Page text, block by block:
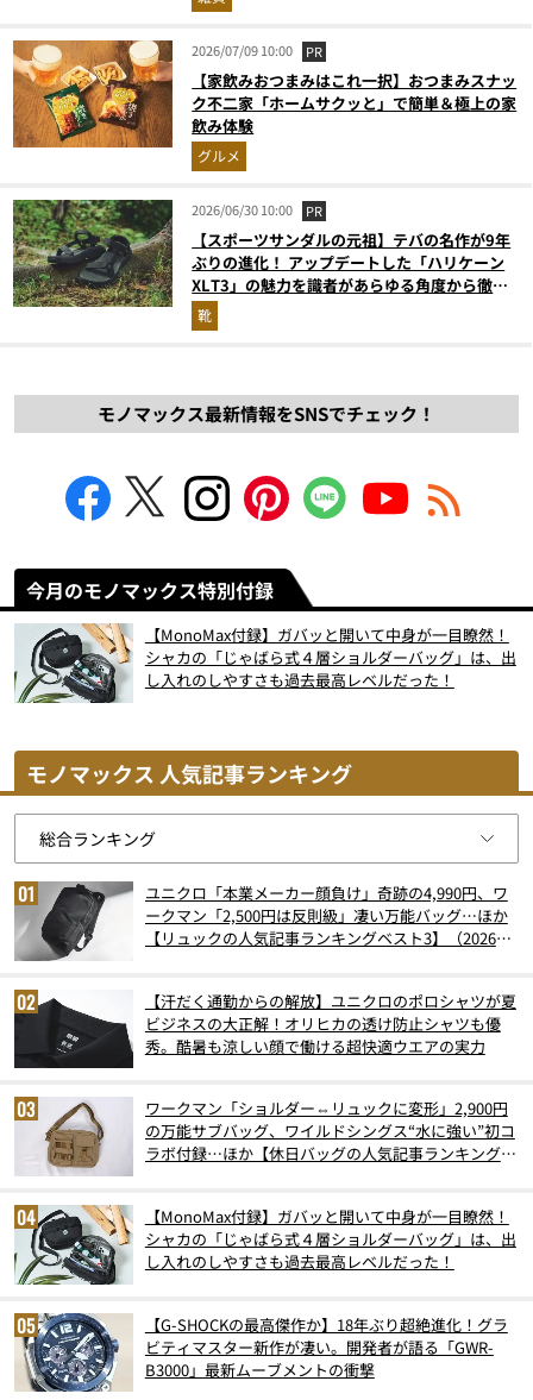
2026/07/09 10:00 PR
【家飲みおつまみはこれ一択】おつまみスナッ
ク不二家「ホームサクッと」で簡単＆極上の家
飲み体験
グルメ
2026/06/30 10:00 PR
【スポーツサンダルの元祖】テバの名作が9年
ぶりの進化！ アップデートした「ハリケーン
XLT3」の魅力を識者があらゆる角度から徹底
解説！
靴
モノマックス最新情報をSNSでチェック！
今月のモノマックス特別付録
【MonoMax付録】ガバッと開いて中身が一目瞭然！
シャカの「じゃばら式４層ショルダーバッグ」は、出
し入れのしやすさも過去最高レベルだった！
モノマックス 人気記事ランキング
ユニクロ「本業メーカー顔負け」奇跡の4,990円、ワ
ークマン「2,500円は反則級」凄い万能バッグ…ほか
【リュックの人気記事ランキングベスト3】（2026年
【汗だく通勤からの解放】ユニクロのポロシャツが夏
ビジネスの大正解！オリヒカの透け防止シャツも優
秀。酷暑も涼しい顔で働ける超快適ウエアの実力
ワークマン「ショルダー⇔リュックに変形」2,900円
の万能サブバッグ、ワイルドシングス“水に強い”初コ
ラボ付録…ほか【休日バッグの人気記事ランキングベ
【MonoMax付録】ガバッと開いて中身が一目瞭然！
シャカの「じゃばら式４層ショルダーバッグ」は、出
し入れのしやすさも過去最高レベルだった！
【G-SHOCKの最高傑作か】18年ぶり超絶進化！グラ
ビティマスター新作が凄い。開発者が語る「GWR-
B3000」最新ムーブメントの衝撃